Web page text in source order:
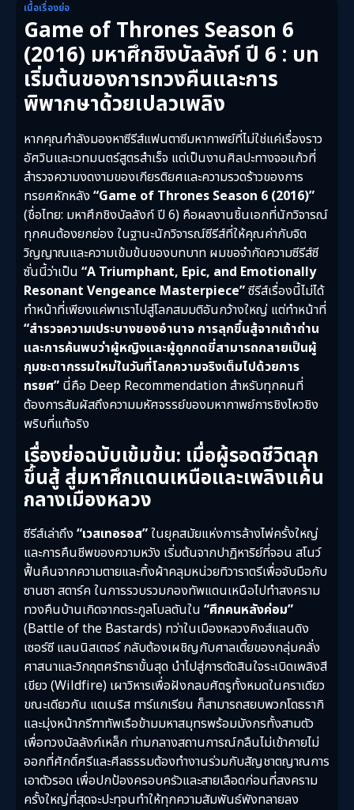
เนื้อเรื่องย่อ
Game of Thrones Season 6
(2016) มหาศึกชิงบัลลังก์ ปี 6 : บท
เริ่มต้นของการทวงคืนและการ
พิพากษาด้วยเปลวเพลิง
หากคุณกำลังมองหาซีรีส์แฟนตาซีมหากาพย์ที่ไม่ใช่แค่เรื่องราว
อัศวินและเวทมนตร์สูตรสำเร็จ แต่เป็นงานศิลปะทางจอแก้วที่
สำรวจความงดงามของเกียรติยศและความรวดร้าวของการ
ทรยศหักหลัง “Game of Thrones Season 6 (2016)”
(ชื่อไทย: มหาศึกชิงบัลลังก์ ปี 6) คือผลงานชิ้นเอกที่นักวิจารณ์
ทุกคนต้องยกย่อง ในฐานะนักวิจารณ์ซีรีส์ที่ให้คุณค่ากับจิต
วิญญาณและความเข้มข้นของบทบาท ผมขอจำกัดความซีรีส์ซี
ซั่นนี้ว่าเป็น “A Triumphant, Epic, and Emotionally
Resonant Vengeance Masterpiece”ซีรีส์เรื่องนี้ไม่ได้
ทำหน้าที่เพียงแค่พาเราไปสู่โลกสมมติอันกว้างใหญ่ แต่ทำหน้าที่
“สำรวจความเประบางของอำนาจ การลุกขึ้นสู้จากเถ้าถ่าน
และการค้นพบว่าผู้หญิงและผู้ถูกกดขี่สามารถกลายเป็นผู้
กุมชะตากรรมใหม่ในวันที่โลกความจริงเต็มไปด้วยการ
ทรยศ” นี่คือ Deep Recommendation สำหรับทุกคนที่
ต้องการสัมผัสถึงความมหัศจรรย์ของมหากาพย์การชิงไหวชิง
พริบที่แท้จริง
เรื่องย่อฉบับเข้มข้น: เมื่อผู้รอดชีวิตลุก
ขึ้นสู้ สู่มหาศึกแดนเหนือและเพลิงแค้น
กลางเมืองหลวง
ซีรีส์เล่าถึง “เวสเทอรอส”ในยุคสมัยแห่งการล้างไพ่ครั้งใหญ่
และการคืนชีพของความหวัง เริ่มต้นจากปาฏิหาริย์ที่จอน สโนว์
ฟื้นคืนจากความตายและทิ้งผ้าคลุมหน่วยทิวาราตรีเพื่อจับมือกับ
ซานซา สตาร์ค ในการรวบรวมกองทัพแดนเหนือไปทำสงคราม
ทวงคืนบ้านเกิดจากตระกูลโบลตันใน “ศึกคนหลังค่อม”
(Battle of the Bastards) ทว่าในเมืองหลวงคิงส์แลนดิง
เซอร์ซี แลนนิสเตอร์ กลับต้องเผชิญกับศาลเตี้ยของกลุ่มคลั่ง
ศาสนาและวิกฤตศรัทธาขั้นสุด นำไปสู่การตัดสินใจระเบิดเพลิงสี
เขียว (Wildfire) เผาวิหารเพื่อฝังกลบศัตรูทั้งหมดในคราเดียว
ขณะเดียวกัน แดเนริส ทาร์แกเรียน ก็สามารถสยบพวกโดธรากิ
และมุ่งหน้ากรีฑาทัพเรือข้ามมหาสมุทรพร้อมมังกรทั้งสามตัว
เพื่อทวงบัลลังก์เหล็ก ท่ามกลางสถานการณ์กลืนไม่เข้าคายไม่
ออกที่ศักดิ์ศรีและศีลธรรมต้องทำงานร่วมกับสัญชาตญาณการ
เอาตัวรอด เพื่อปกป้องครอบครัวและสายเลือดก่อนที่สงคราม
ครั้งใหญ่ที่สุดจะปะทุจนทำให้ทุกความสัมพันธ์พังทลายลง